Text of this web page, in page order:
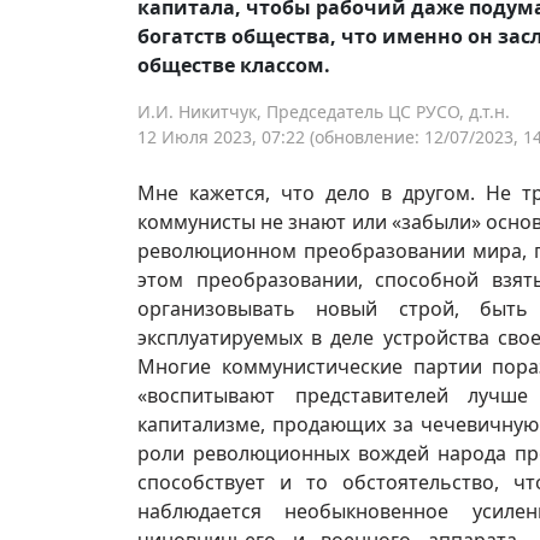
капитала, чтобы рабочий даже
богатств общества, что именно он
обществе классом.
И.И. Никитчук, Председатель ЦС РУСО, д.т.н.
12 Июля 2023, 07:22 (обновление: 12/07/2023,
Мне кажется, что дело в другом. Не
коммунисты не знают или «забыли»
революционном преобразовании мира,
этом преобразовании, способной
организовывать новый строй,
эксплуатируемых в деле устройства
Многие коммунистические партии
«воспитывают представителей
капитализме, продающих за
роли революционных вождей народа
способствует и то обстоятельство,
наблюдается необыкновенное